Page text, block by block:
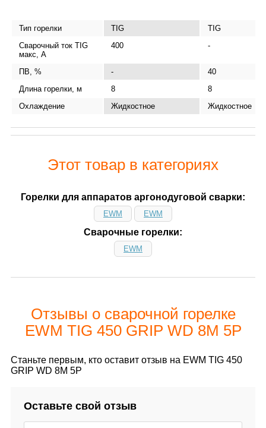
Тип горелки TIG
TIG
Сварочный ток TIG
макс, А
400 -
ПВ, % -
40
Длина горелки, м
8
8
Охлаждение
Жидкостное Жидкостное
Этот товар в категориях
Горелки для аппаратов аргонодуговой сварки:
EWM EWM
Сварочные горелки:
EWM
Отзывы о сварочной горелке
EWM TIG 450 GRIP WD 8M 5P
Станьте первым, кто оставит отзыв на EWM TIG 450
GRIP WD 8M 5P
Оставьте свой отзыв